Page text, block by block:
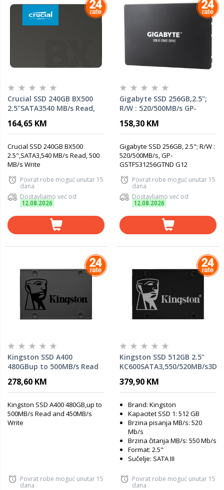
Crucial SSD 240GB BX500
2.5"SATA3540 MB/s Read,
164,65 KM
Crucial SSD 240GB BX500
2.5",SATA3,540 MB/s Read, 500
MB/s Write
Povrat robe moguć unutar 15
dana
Dostavljamo već od
12.08.2026
Gigabyte SSD 256GB,2.5";
R/W : 520/500MB/s GP-
158,30 KM
Gigabyte SSD 256GB, 2.5"; R/W :
520/500MB/s, GP-
GSTFS31256GTND G12
Povrat robe moguć unutar 15
dana
Dostavljamo već od
12.08.2026
Kingston SSD A400
480GBup to 500MB/s Read
278,60 KM
Kingston SSD A400 480GB,up to
500MB/s Read and 450MB/s
Write
Povrat robe moguć unutar 15
dana
Kingston SSD 512GB 2.5"
KC600SATA3,550/520MB/s3D
encryption
379,90 KM
Brand: Kingston
Kapacitet SSD 1: 512 GB
Brzina pisanja MB/s: 520
Mb/s
Brzina čitanja MB/s: 550 Mb/s
Format: 2.5"
Sučelje: SATA III
Povrat robe moguć unutar 15
dana